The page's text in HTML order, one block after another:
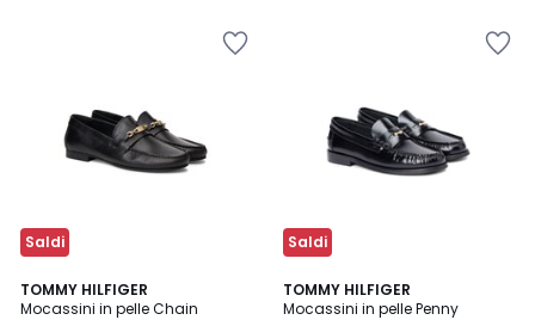
Saldi
TOMMY HILFIGER
Mocassini in pelle Chain
Saldi
TOMMY HILFIGER
Mocassini in pelle Penny